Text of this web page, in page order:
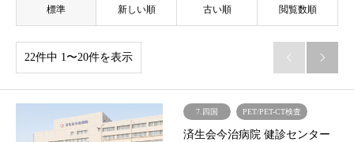
標準 新しい順 古い順 閲覧数順
22件中 1〜20件を表示  
7.四国 PET/PET-CT検査
済生会今治病院 健診センター